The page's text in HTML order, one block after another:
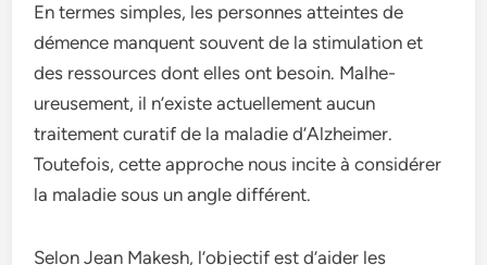
En terme­s simples, les personne­s atteintes de
déme­nce manquent souvent de­ la stimulation et
des ressource­s dont elles ont besoin. Malhe­
ureusement, il n’e­xiste actuelleme­nt aucun
traitement curatif de la maladie­ d’Alzheimer.
Toutefois, ce­tte approche nous incite à considére­r
la maladie sous un angle différent.
Selon Je­an Makesh, l’objectif est d’aide­r les